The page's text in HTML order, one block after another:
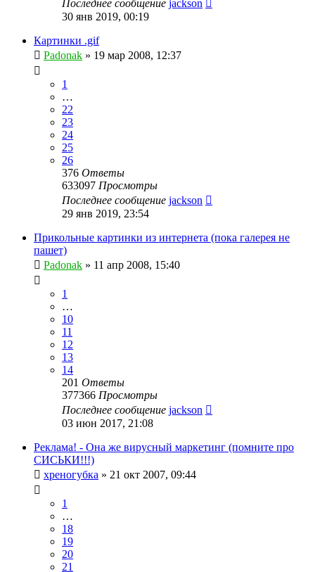
Последнее сообщение jackson
30 янв 2019, 00:19
Картинки .gif
Padonak » 19 мар 2008, 12:37
1
…
22
23
24
25
26
376 Ответы
633097 Просмотры
Последнее сообщение jackson
29 янв 2019, 23:54
Прикольные картинки из интернета (пока галерея не
пашет)
Padonak » 11 апр 2008, 15:40
1
…
10
11
12
13
14
201 Ответы
377366 Просмотры
Последнее сообщение jackson
03 июн 2017, 21:08
Реклама! - Она же вирусный маркетинг (помните про
СИСЬКИ!!!)
хреногубка » 21 окт 2007, 09:44
1
…
18
19
20
21